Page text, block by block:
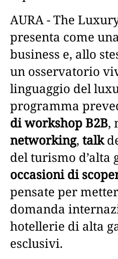
AURA - The
presenta come
business e, allo
un osservatorio
linguaggio del
programma
di workshop B2B,
networking, talk
del turismo d’alta
occasioni di
pensate per
domanda
hotellerie di alta
esclusivi.